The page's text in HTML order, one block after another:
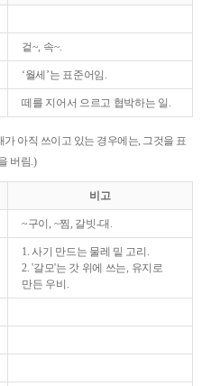
겉~, 속~.
‘월세’는 표준어임.
떼를 지어서 으르고 협박하는 일.
아직 쓰이고 있는 경우에는, 그것을 표
버림.)
비고
~구이, ~찜, 갈빗-대.
1. 사기 만드는 물레 밑 고리.
2. '갈모'는 갓 위에 쓰는, 유지로
만든 우비.